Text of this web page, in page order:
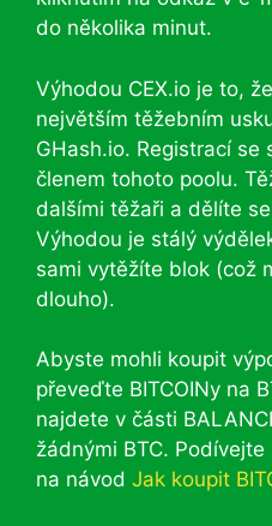
do několika minut.
Výhodou CEX.io je to,
největším těžebním
GHash.io. Registrací
členem tohoto poolu.
dalšími těžaři a dělíte
Výhodou je stálý
sami vytěžíte blok (což
dlouho).
Abyste mohli koupit
převeďte BITCOINy na
najdete v části
žádnými BTC.
na návod Jak koupit